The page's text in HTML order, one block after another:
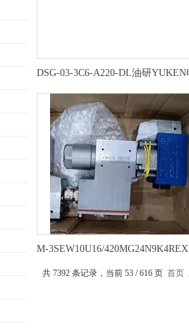
DSG-03-3C6-A220-DL油研YUKEN
M-3SEW10U16/
共 7392 条记录，当前 53 / 616 页 首页